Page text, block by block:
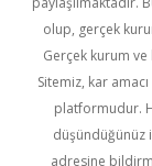
olup, gerçek
Gerçek kurum
Sitemiz, kar
platformudur.
düşündüğünüz
adresine